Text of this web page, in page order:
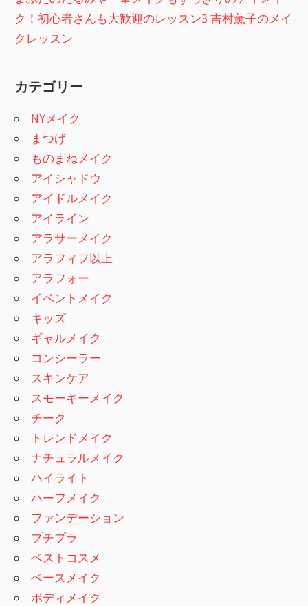
ク！初心者さんも大歓迎のレッスン3 吉村薫子のメイ
クレッスン
カテゴリー
NYメイク
まつげ
ものまねメイク
アイシャドウ
アイドルメイク
アイライン
アラサーメイク
アラフィフ以上
アラフォー
イベントメイク
キッズ
ギャルメイク
コンシーラー
スキンケア
スモーキーメイク
チーク
トレンドメイク
ナチュラルメイク
ハイライト
ハーフメイク
ファンデーション
プチプラ
ベストコスメ
ベースメイク
ボディメイク